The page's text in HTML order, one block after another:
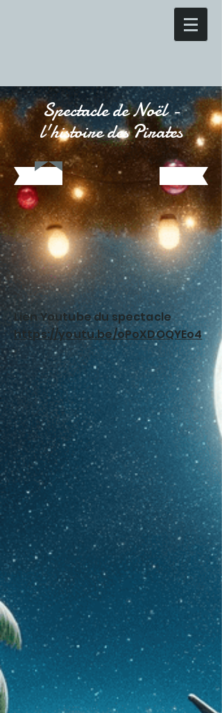
Spectacle de Noël -
l'histoire des Pirates
Lien Youtube du spectacle
https://youtu.be/oPoXDOQYEo4